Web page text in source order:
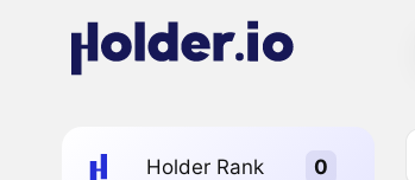
Holder Rank